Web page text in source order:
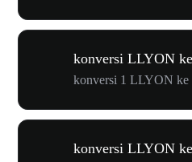
konversi LLYON
konversi 1 LLYON ke
konversi LLYON